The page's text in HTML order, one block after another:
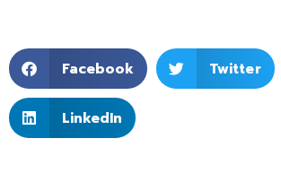
Facebook Twitter
LinkedIn